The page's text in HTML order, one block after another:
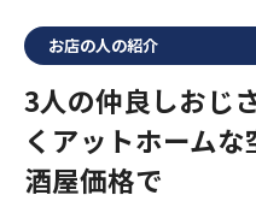
お店の人の紹介
3人の仲良しおじ
くアットホーム
酒屋価格で